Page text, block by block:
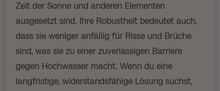
Zeit der Sonne und anderen Elementen
ausgesetzt sind. Ihre Robustheit bedeutet auch,
dass sie weniger anfällig für Risse und Brüche
sind, was sie zu einer zuverlässigen Barriere
gegen Hochwasser macht. Wenn du eine
langfristige, widerstandsfähige Lösung suchst,